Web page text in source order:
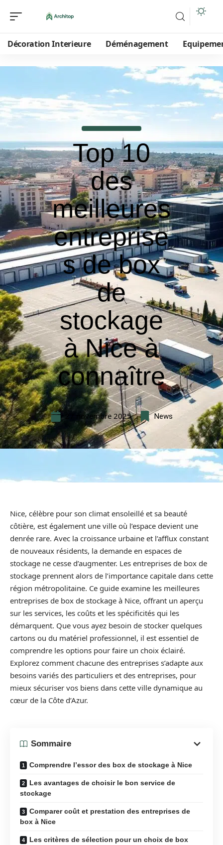
Décoration Interieure Déménagement
Top 10
des
meilleures
entreprise
s de box
de
stockage
à Nice à
connaître
27 novembre 2025 News
Nice, célèbre pour son climat ensoleillé et sa beauté
côtière, est également une ville où l’espace devient une
denrée rare. Avec la croissance urbaine et l’afflux constant
de nouveaux résidents, la demande en espaces de
stockage ne cesse d’augmenter. Les entreprises de box de
stockage prennent alors de l’importance capitale dans cette
région métropolitaine. Ce guide examine les meilleures
entreprises de box de stockage à Nice, offrant un aperçu
sur les services, les coûts et les spécificités qui les
démarquent. Que vous ayez besoin de stocker quelques
cartons ou du matériel professionnel, il est essentiel de
comprendre les options pour faire un choix éclairé.
Explorez comment chacune des entreprises s’adapte aux
besoins variés des particuliers et des entreprises, pour
mieux sécuriser vos biens dans cette ville dynamique au
cœur de la Côte d’Azur.
Sommaire
Comprendre l’essor des box de stockage à Nice
Les avantages de choisir le bon service de
stockage
Comparer coût et prestation des entreprises de
box à Nice
Les critères de sélection pour un choix de box